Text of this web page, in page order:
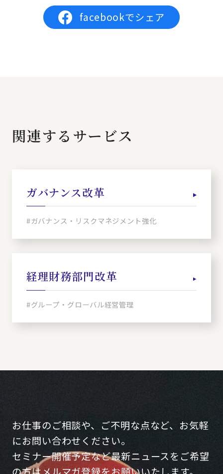
facebookでシェア
関連するサービス
ガバナンス改革
#ガバナンス・リスクマネジメント強化
経理財務部門改革
#グループ・グローバル経営管理
お仕事のご相談や、ご不明な点など、お気軽
にお問い合わせください。
セミナー開催予定など最新ニュースをご希望